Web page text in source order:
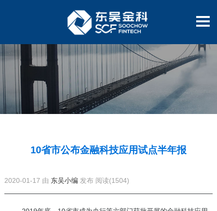
10省市公布金融科技应用试点半年报
2020-01-17 由 东吴小编 发布 阅读(1504)